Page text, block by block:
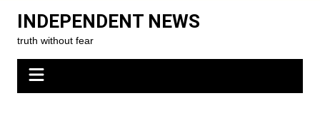
content
INDEPENDENT NEWS
truth without fear